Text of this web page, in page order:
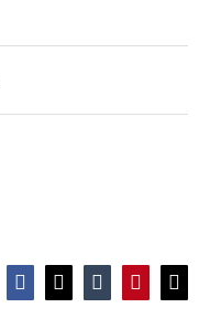
Facebook
X TumblrPinterest
E-